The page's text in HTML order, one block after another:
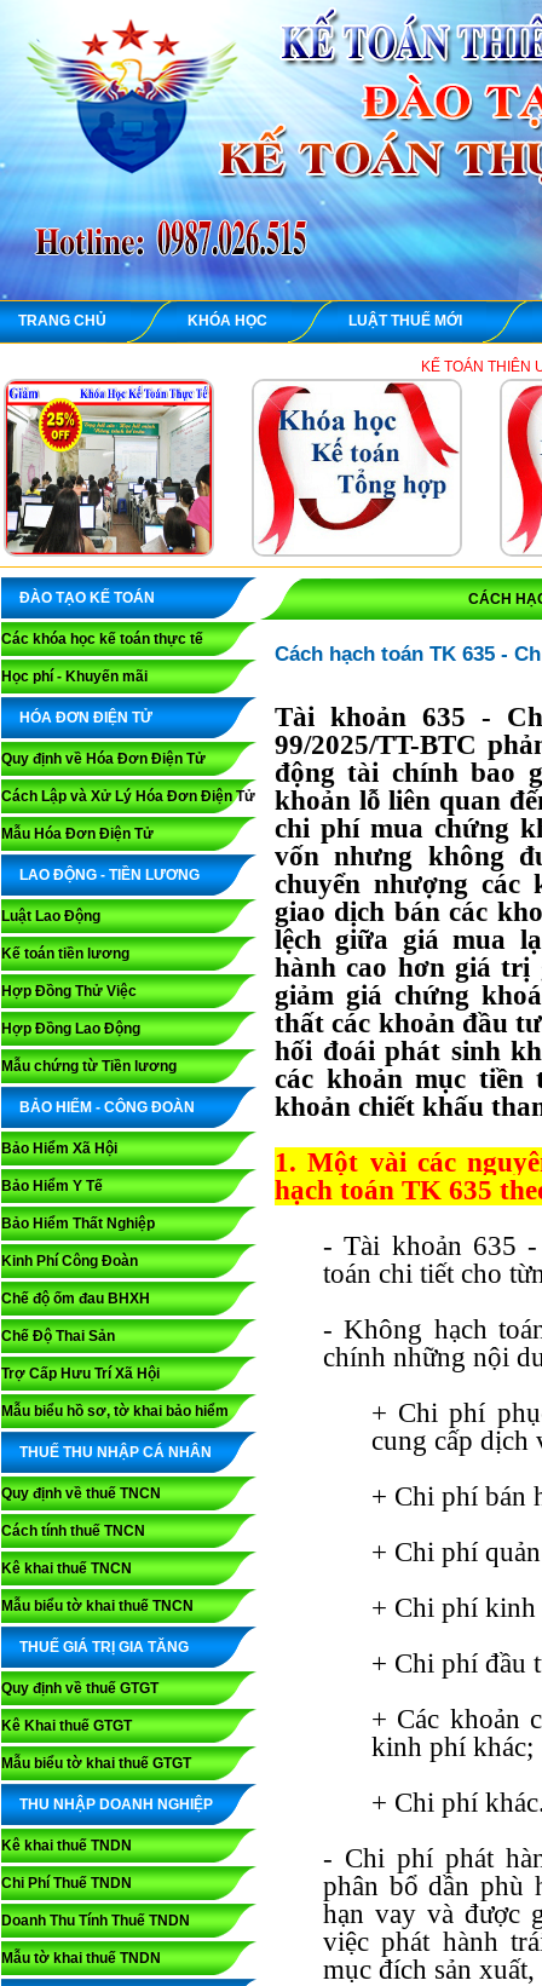
TRANG CHỦ KHÓA HỌC LUẬT THUẾ MỚI
KẾ TOÁN THIÊN ƯNG
ĐÀO TẠO KẾ TOÁN
Các khóa học kế toán thực tế
Học phí - Khuyến mãi
HÓA ĐƠN ĐIỆN TỬ
Quy định về Hóa Đơn Điện Tử
Cách Lập và Xử Lý Hóa Đơn Điện Tử
Mẫu Hóa Đơn Điện Tử
LAO ĐỘNG - TIỀN LƯƠNG
Luật Lao Động
Kế toán tiền lương
Hợp Đồng Thử Việc
Hợp Đồng Lao Động
Mẫu chứng từ Tiền lương
BẢO HIỂM - CÔNG ĐOÀN
Bảo Hiểm Xã Hội
Bảo Hiểm Y Tế
Bảo Hiểm Thất Nghiệp
Kinh Phí Công Đoàn
Chế độ ốm đau BHXH
Chế Độ Thai Sản
Trợ Cấp Hưu Trí Xã Hội
Mẫu biểu hồ sơ, tờ khai bảo hiểm
THUẾ THU NHẬP CÁ NHÂN
Quy định về thuế TNCN
Cách tính thuế TNCN
Kê khai thuế TNCN
Mẫu biểu tờ khai thuế TNCN
THUẾ GIÁ TRỊ GIA TĂNG
Quy định về thuế GTGT
Kê Khai thuế GTGT
Mẫu biểu tờ khai thuế GTGT
THU NHẬP DOANH NGHIỆP
Kê khai thuế TNDN
Chi Phí Thuế TNDN
Doanh Thu Tính Thuế TNDN
Mẫu tờ khai thuế TNDN
CÁCH
Cách hạch toán TK 635 -
Tài khoản 635 -
99/2025/TT-BTC
động tài chính bao
khoản lỗ liên quan
chi phí mua chứng
vốn nhưng không
chuyển nhượng
giao dịch bán các
lệch giữa giá mua
hành cao hơn giá trị
giảm giá chứng
thất các khoản đầu
hối đoái phát sinh
các khoản mục tiền
khoản chiết khấu
1. Một vài các
hạch toán TK 635
- Tài khoản 635
toán chi tiết cho
- Không hạch
chính những nội
+ Chi phí
cung cấp dịch
+ Chi phí bán
+ Chi phí
+ Chi phí kinh
+ Chi phí đầu
+ Các khoản
kinh phí khác;
+ Chi phí
- Chi phí phát
phân bổ dần phù
hạn vay và được
việc phát hành
mục đích sản